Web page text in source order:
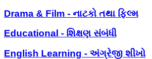
Drama & Film - નાટકો તથા ફિલ્મ
Educational - શિક્ષણ સંબંધી
English Learning - અંગ્રેજી શીખો